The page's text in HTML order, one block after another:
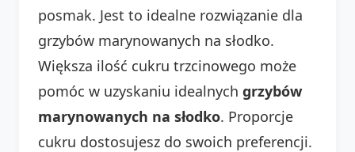
posmak. Jest to idealne rozwiązanie dla
grzybów marynowanych na słodko.
Większa ilość cukru trzcinowego może
pomóc w uzyskaniu idealnych grzybów
marynowanych na słodko. Proporcje
cukru dostosujesz do swoich preferencji.